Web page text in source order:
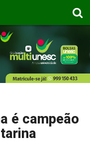
é campeão